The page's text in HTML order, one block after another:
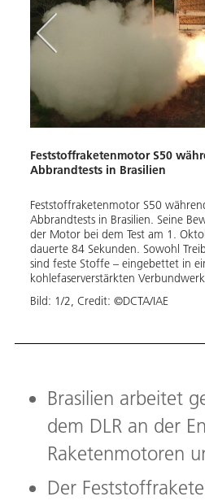
Feststoffraketenmotor S50
Abbrandtests in Brasilien
Feststoffraketenmotor S50
Abbrandtests in Brasilien. Seine
der Motor bei dem Test am 1.
dauerte 84 Sekunden. Sowohl
sind feste Stoffe – eingebettet in
kohlefaserverstärkten
Bild: 1/2, Credit: ©DCTA/IAE
Brasilien arbeitet
dem DLR an der
Raketenmotoren
Der